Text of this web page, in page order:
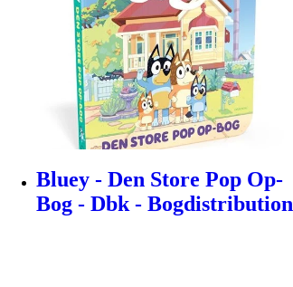
Bluey - Den Store Pop Op-
Bog - Dbk - Bogdistribution